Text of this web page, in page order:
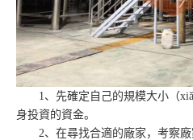
1、先確定自己的規模大小（
身投資的資金。
2、在尋找合適的廠家，考察廠